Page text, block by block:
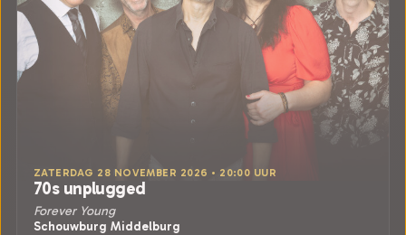
ZATERDAG 28 NOVEMBER 2026 • 20:00 UUR
70s unplugged
Forever Young
Schouwburg Middelburg